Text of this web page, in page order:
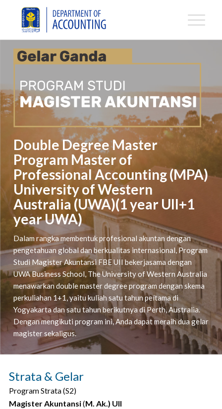
Double Degree Master
Program Master of
Professional Accounting (MPA)
University of Western
Australia (UWA)(1 year UII+1
year UWA)
Dalam rangka membentuk profesional akuntan dengan
pengetahuan global dan berkualitas internasional, Program
Studi Magister Akuntansi FBE UII bekerjasama dengan
UWA Business School, The University of Western Australia
menawarkan double master degree program dengan skema
perkuliahan 1+1, yaitu kuliah satu tahun peítama di
Yogyakarta dan satu tahun berikutnya di Perth, Australia.
Dengan mengikuti program ini, Anda dapat meraih dua gelar
magister sekaligus.
Strata & Gelar
Program Strata (S2)
Magister Akuntansi(M. Ak.) UII